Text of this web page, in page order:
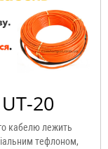
20
кабелю лежить
тефлоном,